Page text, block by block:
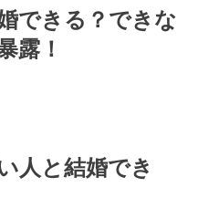
できる？できな
露！
人と結婚でき